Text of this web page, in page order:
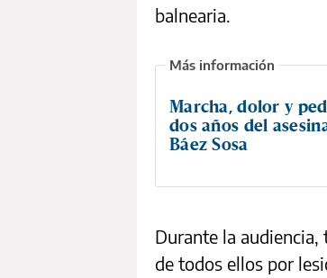
balnearia.
Marcha, dolor y
dos años del
Báez Sosa
Durante la audiencia,
de todos ellos por